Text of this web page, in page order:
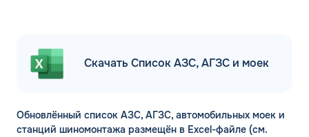
Скачать Список АЗС, АГЗС и моек
Обновлённый список АЗС, АГЗС, автомобильных моек и
станций шиномонтажа размещён в Excel-файле (см.